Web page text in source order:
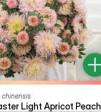
Light Apricot Peach